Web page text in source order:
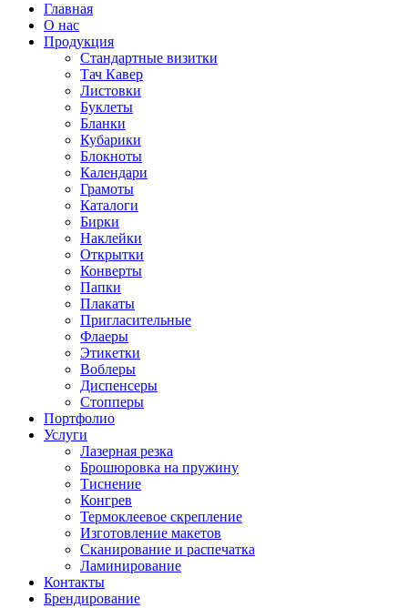
Главная
О нас
Продукция
Стандартные визитки
Тач Кавер
Листовки
Буклеты
Бланки
Кубарики
Блокноты
Календари
Грамоты
Каталоги
Бирки
Наклейки
Открытки
Конверты
Папки
Плакаты
Пригласительные
Флаеры
Этикетки
Воблеры
Диспенсеры
Стопперы
Портфолио
Услуги
Лазерная резка
Брошюровка на пружину
Тиснение
Конгрев
Термоклеевое скрепление
Изготовление макетов
Сканирование и распечатка
Ламинирование
Контакты
Брендирование